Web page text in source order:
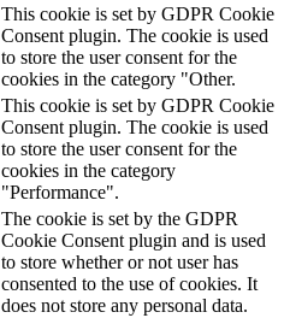
This cookie is set by GDPR Cookie
Consent plugin. The cookie is used
to store the user consent for the
cookies in the category "Other.
This cookie is set by GDPR Cookie
Consent plugin. The cookie is used
to store the user consent for the
cookies in the category
"Performance".
The cookie is set by the GDPR
Cookie Consent plugin and is used
to store whether or not user has
consented to the use of cookies. It
does not store any personal data.